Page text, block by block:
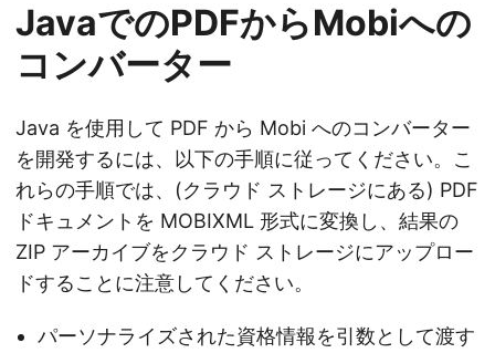
JavaでのPDFからMobiへの
コンバーター
Java を使用して PDF から Mobi へのコンバーター
を開発するには、以下の手順に従ってください。こ
れらの手順では、(クラウド ストレージにある) PDF
ドキュメントを MOBIXML 形式に変換し、結果の
ZIP アーカイブをクラウド ストレージにアップロー
ドすることに注意してください。
パーソナライズされた資格情報を引数として渡す